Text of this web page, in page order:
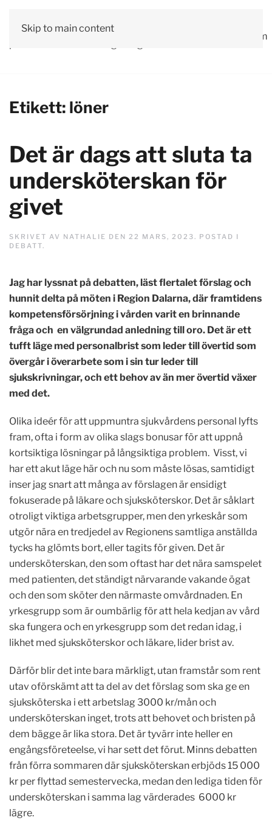
Skip to main content
Vår
Debatt
OmLäs våra
Valprogram
Etikett: löner
Det är dags att sluta ta
undersköterskan för
givet
SKRIVET AV NATHALIE DEN 22 MARS, 2023. POSTAD I
DEBATT.
Jag har lyssnat på debatten, läst flertalet förslag och
hunnit delta på möten i Region Dalarna, där framtidens
kompetensförsörjning i vården varit en brinnande
fråga och en välgrundad anledning till oro. Det är ett
tufft läge med personalbrist som leder till övertid som
övergår i överarbete som i sin tur leder till
sjukskrivningar, och ett behov av än mer övertid växer
med det.
Olika ideér för att uppmuntra sjukvårdens personal lyfts
fram, ofta i form av olika slags bonusar för att uppnå
kortsiktiga lösningar på långsiktiga problem. Visst, vi
har ett akut läge här och nu som måste lösas, samtidigt
inser jag snart att många av förslagen är ensidigt
fokuserade på läkare och sjuksköterskor. Det är såklart
otroligt viktiga arbetsgrupper, men den yrkeskår som
utgör nära en tredjedel av Regionens samtliga anställda
tycks ha glömts bort, eller tagits för given. Det är
undersköterskan, den som oftast har det nära samspelet
med patienten, det ständigt närvarande vakande ögat
och den som sköter den närmaste omvårdnaden. En
yrkesgrupp som är oumbärlig för att hela kedjan av vård
ska fungera och en yrkesgrupp som det redan idag, i
likhet med sjuksköterskor och läkare, lider brist av.
Därför blir det inte bara märkligt, utan framstår som rent
utav oförskämt att ta del av det förslag som ska ge en
sjuksköterska i ett arbetslag 3000 kr/mån och
undersköterskan inget, trots att behovet och bristen på
dem bägge är lika stora. Det är tyvärr inte heller en
engångsföreteelse, vi har sett det förut. Minns debatten
från förra sommaren där sjuksköterskan erbjöds 15 000
kr per flyttad semestervecka, medan den lediga tiden för
undersköterskan i samma lag värderades 6000 kr
lägre.